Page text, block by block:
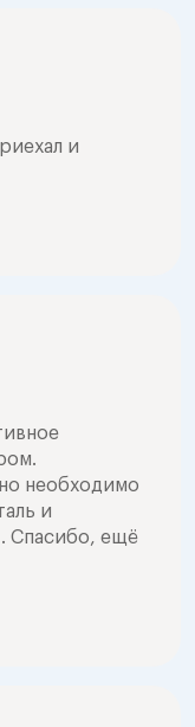
и
необходимо
и
. Спасибо, ещё